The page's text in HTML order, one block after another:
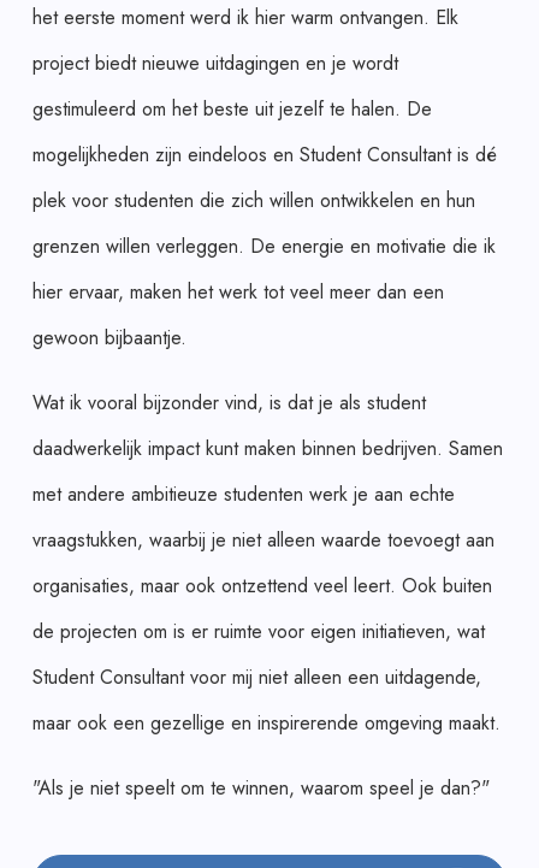
het eerste moment werd ik hier warm ontvangen. Elk
project biedt nieuwe uitdagingen en je wordt
gestimuleerd om het beste uit jezelf te halen. De
mogelijkheden zijn eindeloos en Student Consultant is dé
plek voor studenten die zich willen ontwikkelen en hun
grenzen willen verleggen. De energie en motivatie die ik
hier ervaar, maken het werk tot veel meer dan een
gewoon bijbaantje.
Wat ik vooral bijzonder vind, is dat je als student
daadwerkelijk impact kunt maken binnen bedrijven. Samen
met andere ambitieuze studenten werk je aan echte
vraagstukken, waarbij je niet alleen waarde toevoegt aan
organisaties, maar ook ontzettend veel leert. Ook buiten
de projecten om is er ruimte voor eigen initiatieven, wat
Student Consultant voor mij niet alleen een uitdagende,
maar ook een gezellige en inspirerende omgeving maakt.
"Als je niet speelt om te winnen, waarom speel je dan?"